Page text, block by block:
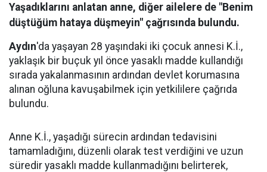
Yaşadıklarını anlatan anne, diğer ailelere de "Benim
düştüğüm hataya düşmeyin" çağrısında bulundu.
Aydın'da yaşayan 28 yaşındaki iki çocuk annesi K.İ.,
yaklaşık bir buçuk yıl önce yasaklı madde kullandığı
sırada yakalanmasının ardından devlet korumasına
alınan oğluna kavuşabilmek için yetkililere çağrıda
bulundu.
Anne K.İ., yaşadığı sürecin ardından tedavisini
tamamladığını, düzenli olarak test verdiğini ve uzun
süredir yasaklı madde kullanmadığını belirterek,